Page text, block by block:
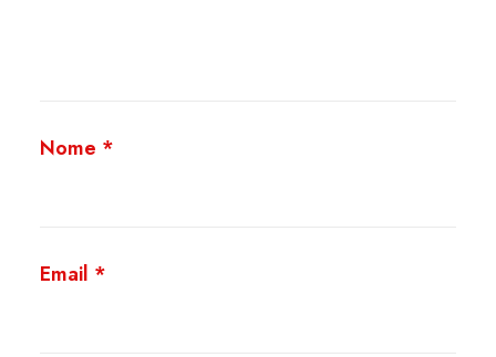
Nome *
Email *